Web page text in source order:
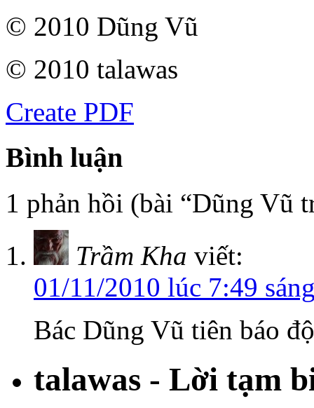
© 2010 Dũng Vũ
© 2010 talawas
Create PDF
Bình luận
1 phản hồi (bài “Dũng Vũ
Trầm Kha viết:
01/11/2010 lúc 7:49
Bác Dũng Vũ tiên báo
talawas - Lời tạm